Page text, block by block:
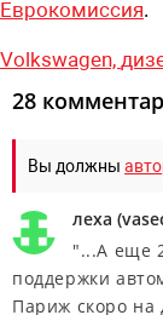
Еврокомиссия.
Volkswagen,
28
Вы должны
леха (
"...А еще
поддержки
Париж скоро на